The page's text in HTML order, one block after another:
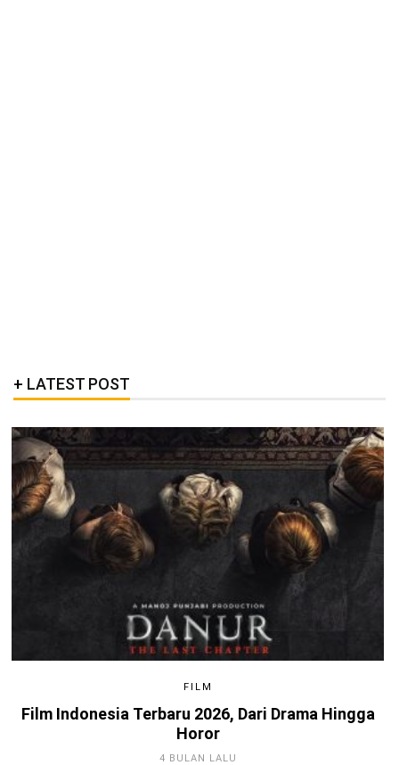
LATEST POST
FILM
Film Indonesia Terbaru 2026, Dari Drama Hingga
Horor
4 BULAN LALU